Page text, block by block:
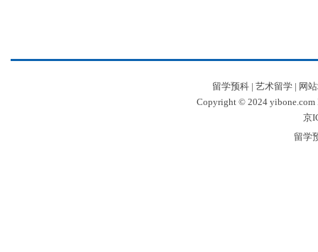
留学预科| 艺术留学| 网
Copyright © 2024 yibone.com
京
留学